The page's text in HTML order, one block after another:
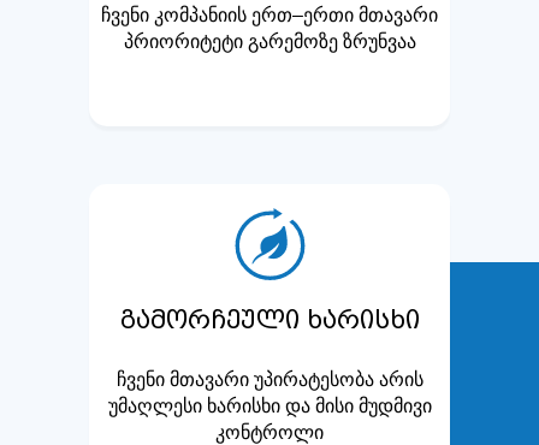
ჩვენი კომპანიის ერთ–ერთი მთავარი
პრიორიტეტი გარემოზე ზრუნვაა
გამორჩეული ხარისხი
ჩვენი მთავარი უპირატესობა არის
უმაღლესი ხარისხი და მისი მუდმივი
კონტროლი